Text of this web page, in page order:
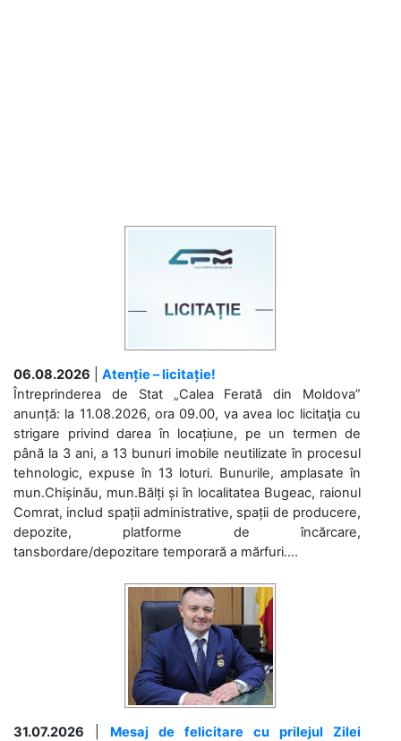
06.08.2026
Atenție – licitație!
Întreprinderea de Stat „Calea Ferată din Moldova”
anunță: la 11.08.2026, ora 09.00, va avea loc licitaţia cu
strigare privind darea în locațiune, pe un termen de
până la 3 ani, a 13 bunuri imobile neutilizate în procesul
tehnologic, expuse în 13 loturi. Bunurile, amplasate în
mun.Chișinău, mun.Bălți și în localitatea Bugeac, raionul
Comrat, includ spații administrative, spații de producere,
depozite, platforme de încărcare,
tansbordare/depozitare temporară a mărfuri....
31.07.2026
Mesaj de felicitare cu prilejul Zilei